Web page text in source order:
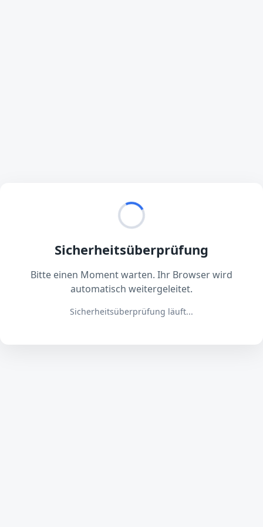
Sicherheitsüberprüfung
Bitte einen Moment warten. Ihr Browser wird
automatisch weitergeleitet.
Sicherheitsüberprüfung läuft...